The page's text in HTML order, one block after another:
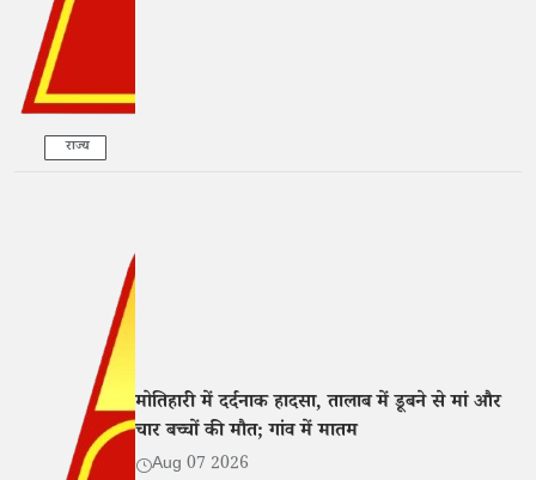
राज्य
मोतिहारी में दर्दनाक हादसा, तालाब में डूबने से मां और
चार बच्चों की मौत; गांव में मातम
Aug 07 2026